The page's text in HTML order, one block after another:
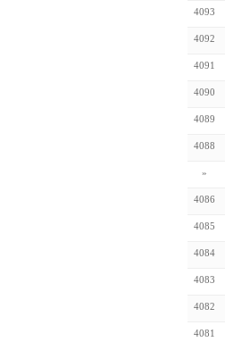
4093
4092
4091
4090
4089
4088
»
4086
4085
4084
4083
4082
4081